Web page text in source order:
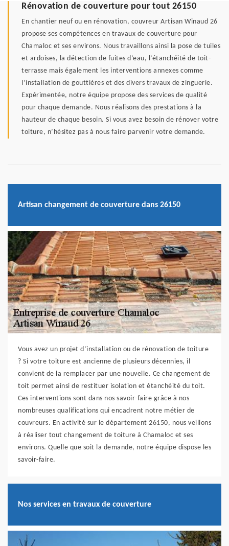
Rénovation de couverture pour tout 26150
En chantier neuf ou en rénovation, couvreur Artisan Winaud 26
propose ses compétences en travaux de couverture pour
Chamaloc et ses environs. Nous travaillons ainsi la pose de tuiles
et ardoises, la détection de fuites d’eau, l’étanchéité de toit-
terrasse mais également les interventions annexes comme
l’installation de gouttières et des divers travaux de zinguerie.
Expérimentée, notre équipe propose des services de qualité
pour chaque demande. Nous réalisons des prestations à la
hauteur de chaque besoin. Si vous avez besoin de rénover votre
toiture, n’hésitez pas à nous faire parvenir votre demande.
Artisan changement de couverture dans 26150
Vous avez un projet d’installation ou de rénovation de toiture
? Si votre toiture est ancienne de plusieurs décennies, il
convient de la remplacer par une nouvelle. Ce changement de
toit permet ainsi de restituer isolation et étanchéité du toit.
Ces interventions sont dans nos savoir-faire grâce à nos
nombreuses qualifications qui encadrent notre métier de
couvreurs. En activité sur le département 26150, nous veillons
à réaliser tout changement de toiture à Chamaloc et ses
environs. Quelle que soit la demande, notre équipe dispose les
savoir-faire.
Nos services en travaux de couverture